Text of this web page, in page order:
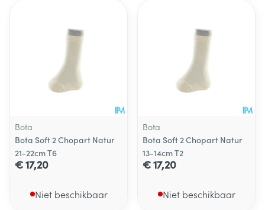
Bota
Bota Soft 2 Chopart Natur
21-22cm T6
€ 17,20
Niet beschikbaar
Bota
Bota Soft 2 Chopart Natur
13-14cm T2
€ 17,20
Niet beschikbaar